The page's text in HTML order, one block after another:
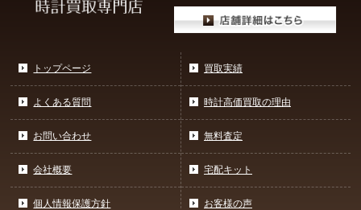
トップページ
よくある質問
お問い合わせ
会社概要
個人情報保護方針
買取実績
時計高価買取の理由
無料査定
宅配キット
お客様の声